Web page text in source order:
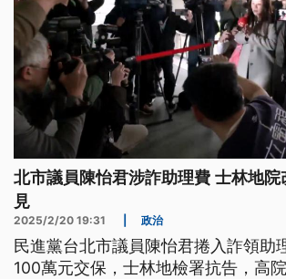
北市議員陳怡君涉詐助理費 士林地院
見
2025/2/20 19:31 政治
民進黨台北市議員陳怡君捲入詐領助
100萬元交保，士林地檢署抗告，高